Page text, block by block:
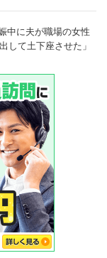
中に夫が職場の女性
して土下座させた」